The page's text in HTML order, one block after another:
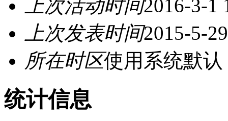
上次活动时间2016-3-1
上次发表时间2015-5-
所在时区使用系统默认
统计信息